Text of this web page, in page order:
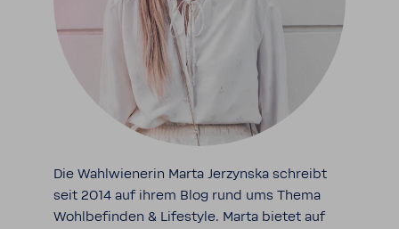
Die Wahl­wie­nerin Marta Jerzynska schreibt
seit 2014 auf ihrem Blog rund ums Thema
Wohl­be­finden & Life­style. Marta bietet auf